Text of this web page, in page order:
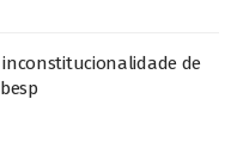
inconstitucionalidade de